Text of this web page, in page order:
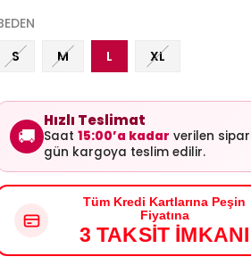
S
M L XL
🚚
Hızlı Teslimat
Saat 15:00’a kadar verilen
gün kargoya teslim edilir.
Tüm Kredi Kartlarına Peşin
Fiyatına
3 TAKSİT İMKANI